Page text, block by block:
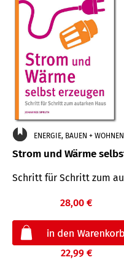
ENERGIE, BAUEN + WOHNEN
Strom und Wärme
Schritt für Schritt zum
28,00 €
22,99 €